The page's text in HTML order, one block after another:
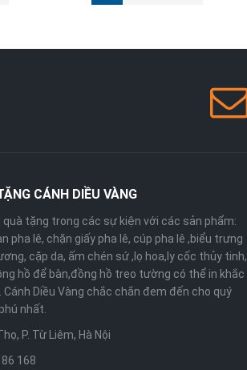
CÁNH DIỀU VÀNG
quà tặng trong các sự kiện với các sản phẩm:
pha lê, chặn giấy pha lê, cúp pha lê ,biểu trưng
cặp da, ấm chén sứ ,lọ hoa,ly cốc thủy tinh,
hồ để bàn,đồng hồ treo tường có thể in khắc
Diều Vàng chắc chắn đem đến cho quý
nhất.
P. Từ Liêm, Hà Nội
168